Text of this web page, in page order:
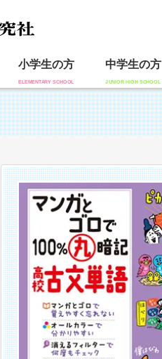
小学生の方 中学生の方